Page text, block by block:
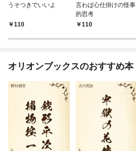
うそつきでいいよ
110
言わば心仕掛けの怪事
的思考
110
オリオンブックスのおすすめ本